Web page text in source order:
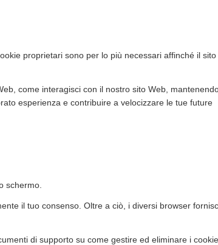
proprietari sono per lo più necessari affinché il sito
come interagisci con il nostro sito Web,
esperienza e contribuire a velocizzare le tue future
schermo.
il tuo consenso. Oltre a ciò, i diversi browser
di supporto su come gestire ed eliminare i